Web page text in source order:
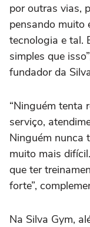
por outras vias,
pensando muito
tecnologia e tal.
simples que
fundador da
“Ninguém tenta
serviço,
Ninguém nunca
muito mais
que ter
forte”,
Na Silva Gym,